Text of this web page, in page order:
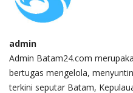
admin
Admin Batam24.com
bertugas mengelola,
terkini seputar Batam,